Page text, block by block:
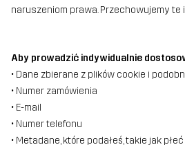
naruszeniom prawa. Przechowujemy
Aby prowadzić indywidualnie
• Dane zbierane z plików cookie i
• Numer zamówienia
• E-mail
• Numer telefonu
• Metadane, które podałeś, takie jak